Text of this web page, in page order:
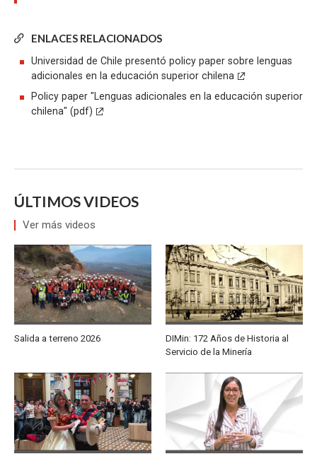
ENLACES RELACIONADOS
Universidad de Chile presentó policy paper sobre lenguas
adicionales en la educación superior chilena
Policy paper "Lenguas adicionales en la educación superior
chilena" (pdf)
ÚLTIMOS VIDEOS
Ver más videos
Salida a terreno 2026
DIMin: 172 Años de Historia al
Servicio de la Minería